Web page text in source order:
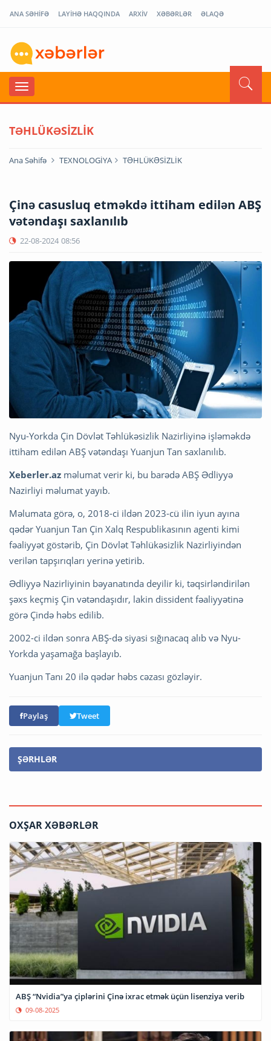
ANA SƏHİFƏ LAYİHƏ HAQQINDA ARXİV XƏBƏRLƏR ƏLAQƏ
TƏHLÜKƏSİZLİK
Ana Səhifə TEXNOLOGİYA TƏHLÜKƏSİZLİK
Çinə casusluq etməkdə ittiham edilən ABŞ
vətəndaşı saxlanılıb
22-08-2024 08:56
Nyu-Yorkda Çin Dövlət Təhlükəsizlik Nazirliyinə işləməkdə
ittiham edilən ABŞ vətəndaşı Yuanjun Tan saxlanılıb.
Xeberler.az məlumat verir ki, bu barədə ABŞ Ədliyyə
Nazirliyi məlumat yayıb.
Məlumata görə, o, 2018-ci ildən 2023-cü ilin iyun ayına
qədər Yuanjun Tan Çin Xalq Respublikasının agenti kimi
fəaliyyət göstərib, Çin Dövlət Təhlükəsizlik Nazirliyindən
verilən tapşırıqları yerinə yetirib.
Ədliyyə Nazirliyinin bəyanatında deyilir ki, təqsirləndirilən
şəxs keçmiş Çin vətəndaşıdır, lakin dissident fəaliyyətinə
görə Çində həbs edilib.
2002-ci ildən sonra ABŞ-də siyasi sığınacaq alıb və Nyu-
Yorkda yaşamağa başlayıb.
Yuanjun Tanı 20 ilə qədər həbs cəzası gözləyir.
Paylaş Tweet
ŞƏRHLƏR
OXŞAR XƏBƏRLƏR
ABŞ “Nvidia”ya çiplərini Çinə ixrac etmək üçün lisenziya verib
09-08-2025